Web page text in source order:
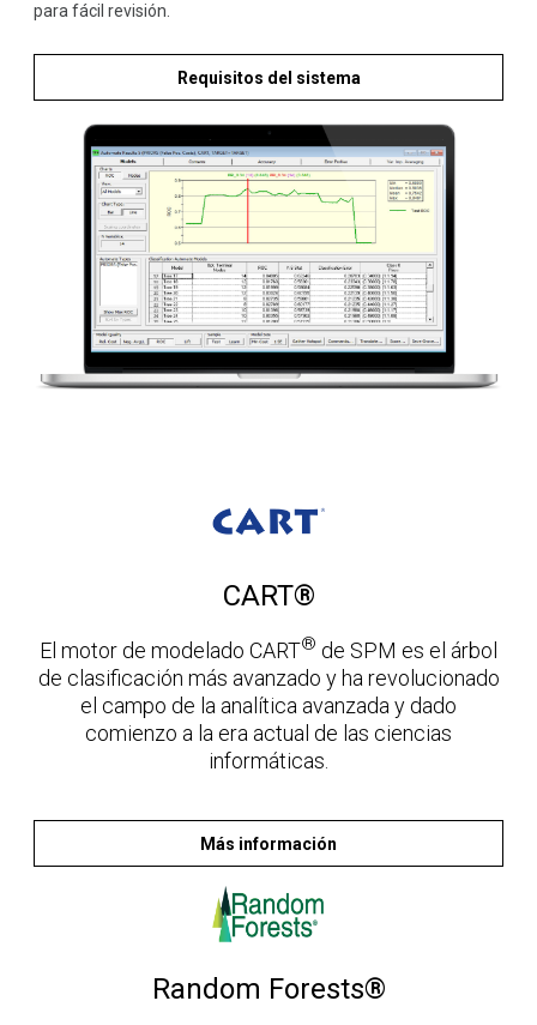
para fácil revisión.
Requisitos del sistema
CART®
El motor de modelado CART® de SPM es el árbol
de clasificación más avanzado y ha revolucionado
el campo de la analítica avanzada y dado
comienzo a la era actual de las ciencias
informáticas.
Más información
Random Forests®